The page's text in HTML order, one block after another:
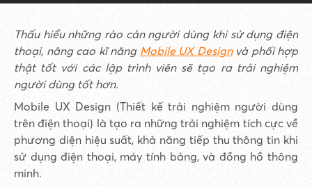
Thấu hiểu những rào cản người dùng khi sử dụng điện
thoại, nâng cao kĩ năng Mobile UX Designvà phối hợp
thật tốt với các lập trình viên sẽ tạo ra trải nghiệm
người dùng tốt hơn.
Mobile UX Design (Thiết kế trải nghiệm người dùng
trên điện thoại) là tạo ra những trải nghiệm tích cực về
phương diện hiệu suất, khả năng tiếp thu thông tin khi
sử dụng điện thoại, máy tính bảng, và đồng hồ thông
minh.